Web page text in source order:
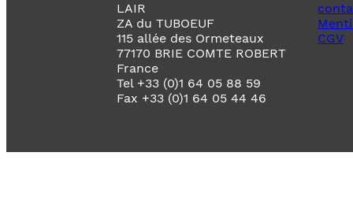
LAIR
ZA du TUBOEUF
115 allée des Ormeteaux
77170 BRIE COMTE ROBERT
France
Tel +33 (0)1 64 05 88 59
Fax +33 (0)1 64 05 44 46
CGV